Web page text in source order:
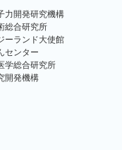
力開発研究機構
総合研究所
ーランド大使館
センター
学総合研究所
開発機構